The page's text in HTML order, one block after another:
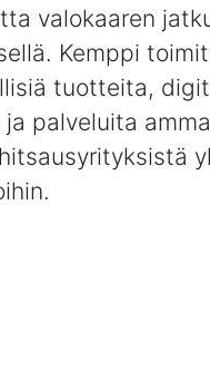
valokaaren
Kemppi
tuotteita,
ja palveluita